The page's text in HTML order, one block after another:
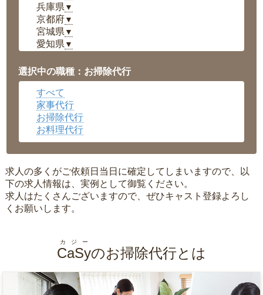
兵庫県 ▼
京都府▼
宮城県 ▼
愛知県 ▼
岡山県▼
広島県▼
沖縄県
選択中の職種：お掃除代行
すべて
家事代行
お掃除代行
お料理代行
求人の多くがご依頼日当日に確定してしまいますので、以
下の求人情報は、実例として御覧ください。
求人はたくさんございますので、ぜひキャスト登録よろし
くお願いします。
CaSy
カジー
のお掃除代行とは